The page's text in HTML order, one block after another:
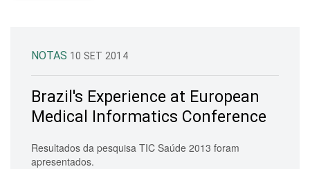
NOTAS 10 SET 2014
Brazil's Experience at European
Medical Informatics Conference
Resultados da pesquisa TIC Saúde 2013 foram
apresentados.